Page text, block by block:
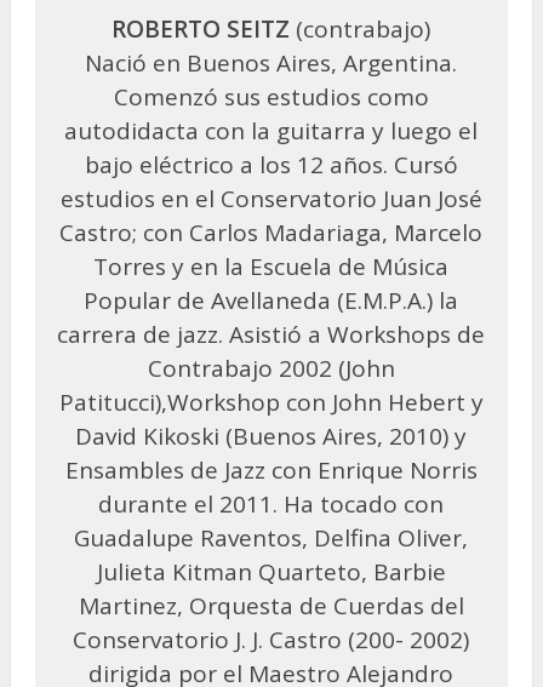
ROBERTO SEITZ (contrabajo)
Nació en Buenos Aires, Argentina.
Comenzó sus estudios como
autodidacta con la guitarra y luego el
bajo eléctrico a los 12 años. Cursó
estudios en el Conservatorio Juan José
Castro; con Carlos Madariaga, Marcelo
Torres y en la Escuela de Música
Popular de Avellaneda (E.M.P.A.) la
carrera de jazz. Asistió a Workshops de
Contrabajo 2002 (John
Patitucci),Workshop con John Hebert y
David Kikoski (Buenos Aires, 2010) y
Ensambles de Jazz con Enrique Norris
durante el 2011. Ha tocado con
Guadalupe Raventos, Delfina Oliver,
Julieta Kitman Quarteto, Barbie
Martinez, Orquesta de Cuerdas del
Conservatorio J. J. Castro (200- 2002)
dirigida por el Maestro Alejandro